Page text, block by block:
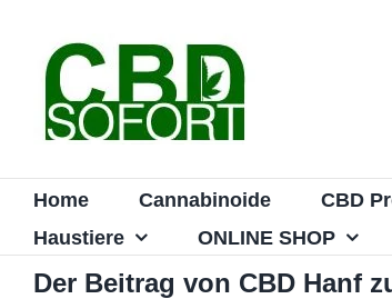
springen
Home Cannabinoide CBD
Haustiere
ONLINE SHOP
Der Beitrag von CBD Hanf